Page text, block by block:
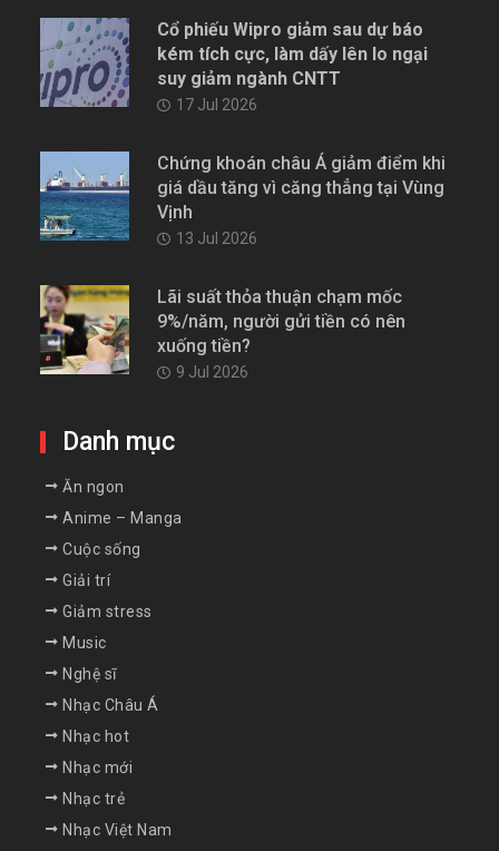
Cổ phiếu Wipro giảm sau dự báo
kém tích cực, làm dấy lên lo ngại
suy giảm ngành CNTT
17 Jul 2026
Chứng khoán châu Á giảm điểm khi
giá dầu tăng vì căng thẳng tại Vùng
Vịnh
13 Jul 2026
Lãi suất thỏa thuận chạm mốc
9%/năm, người gửi tiền có nên
xuống tiền?
9 Jul 2026
Danh mục
Ăn ngon
Anime – Manga
Cuộc sống
Giải trí
Giảm stress
Music
Nghệ sĩ
Nhạc Châu Á
Nhạc hot
Nhạc mới
Nhạc trẻ
Nhạc Việt Nam